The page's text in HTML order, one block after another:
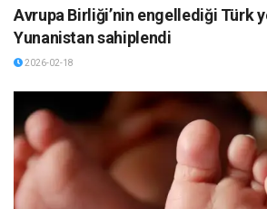
Avrupa Birliği’nin engellediği Türk
Yunanistan sahiplendi
2026-02-18